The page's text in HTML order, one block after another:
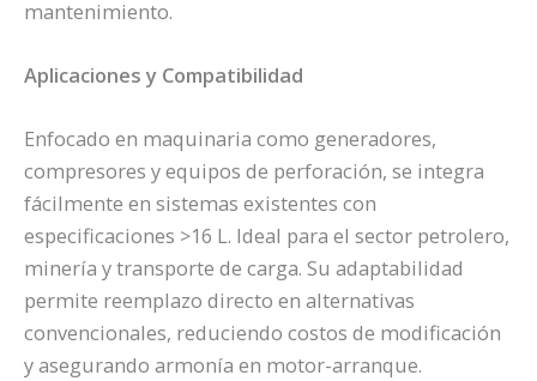
mantenimiento.
Aplicaciones y Compatibilidad
Enfocado en maquinaria como generadores,
compresores y equipos de perforación, se integra
fácilmente en sistemas existentes con
especificaciones >16 L. Ideal para el sector petrolero,
minería y transporte de carga. Su adaptabilidad
permite reemplazo directo en alternativas
convencionales, reduciendo costos de modificación
y asegurando armonía en motor-arranque.